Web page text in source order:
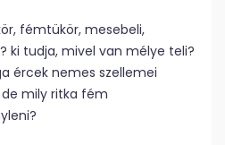
fémtükör, mesebeli,
ki tudja, mivel van mélye teli?
ércek nemes szellemei
mily ritka fém